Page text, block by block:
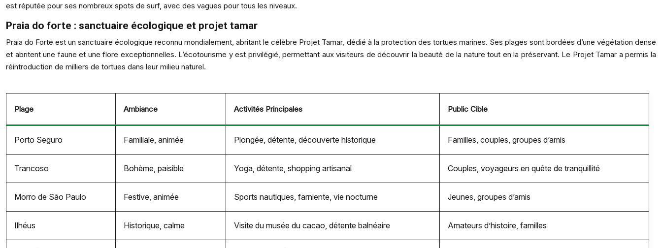
est réputée pour ses nombreux spots de surf, avec des vagues pour tous les niveaux.
Praia do forte : sanctuaire écologique et projet tamar
Praia do Forte est un sanctuaire écologique reconnu mondialement, abritant le célèbre Projet Tamar, dédié à la protection des tortues marines. Ses plages sont bordées d’une végétation dense
et abritent une faune et une flore exceptionnelles. L’écotourisme y est privilégié, permettant aux visiteurs de découvrir la beauté de la nature tout en la préservant. Le Projet Tamar a permis la
réintroduction de milliers de tortues dans leur milieu naturel.
Plage Ambiance Activités Principales Public Cible
Porto Seguro Familiale, animée Plongée, détente, découverte historique Familles, couples, groupes d’amis
Trancoso Bohème, paisible Yoga, détente, shopping artisanal Couples, voyageurs en quête de tranquillité
Morro de São Paulo Festive, animée Sports nautiques, farniente, vie nocturne Jeunes, groupes d’amis
Ilhéus Historique, calme Visite du musée du cacao, détente balnéaire Amateurs d’histoire, familles